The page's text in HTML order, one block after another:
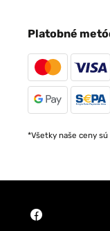
Platobné
*Všetky naše ceny sú